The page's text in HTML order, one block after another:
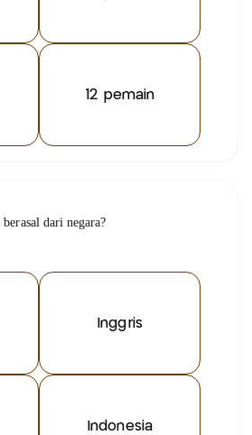
12 pemain
dari negara?
Inggris
Indonesia